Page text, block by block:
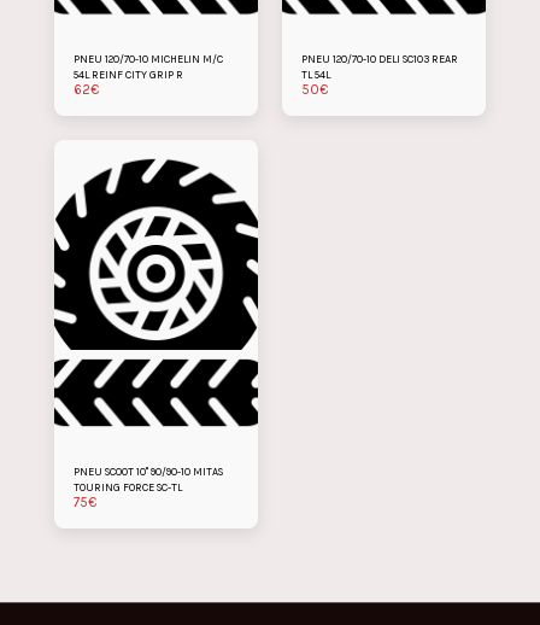
PNEU 120/70-10 MICHELIN M/C
54L REINF CITY GRIP R
62€
PNEU 120/70-10 DELI SC103 REAR
TL 54L
50€
PNEU SCOOT 10" 90/90-10 MITAS
TOURING FORCE SC-TL
75€